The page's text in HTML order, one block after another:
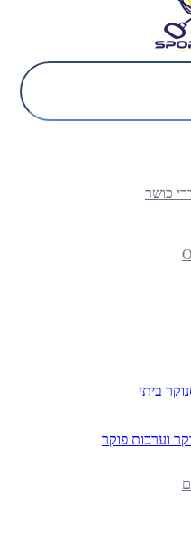
כושר
ביתי
וערכות פוקר